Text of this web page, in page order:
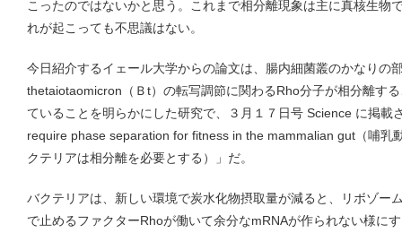
こったのではないかと思う。これまで相分離現象は主に真核生物
れが起こっても不思議はない。
今日紹介するイェール大学からの論文は、腸内細菌叢のかなりの
thetaiotaomicron（Ｂt）の転写調節に関わるRho分子が相分離す
ていることを明らかにした研究で、３月１７日号 Science に掲載
require phase separation for fitness in the mammalian gut（哺乳
クテリアは相分離を必要とする）」だ。
バクテリアは、新しい環境で炭水化物摂取量が減ると、リボゾー
で止めるファクターRhoが働いて余分なmRNAが作られない様に